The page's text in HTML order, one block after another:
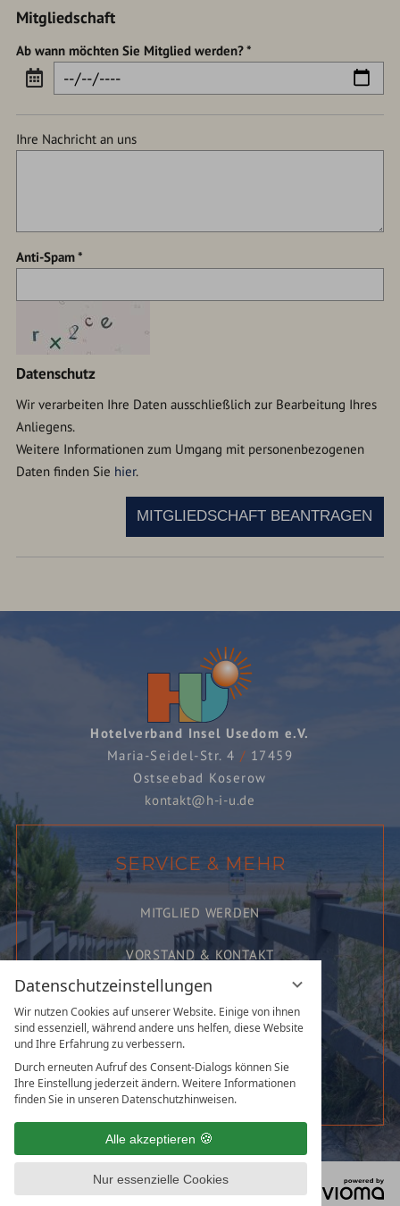
Datenschutzeinstellungen
Wir nutzen Cookies auf unserer Website. Einige von ihnen
sind essenziell, während andere uns helfen, diese Website
und Ihre Erfahrung zu verbessern.
Durch erneuten Aufruf des Consent-Dialogs können Sie
Ihre Einstellung jederzeit ändern. Weitere Informationen
finden Sie in unseren Datenschutzhinweisen.
Alle akzeptieren
Nur essenzielle Cookies
Mitgliedschaft
Ab wann möchten Sie Mitglied werden?
Ihre Nachricht an uns
Anti-Spam
Datenschutz
Wir verarbeiten Ihre Daten ausschließlich zur Bearbeitung Ihres
Anliegens.
Weitere Informationen zum Umgang mit personenbezogenen
Daten finden Sie hier.
MITGLIEDSCHAFT BEANTRAGEN
Hotelverband Insel Usedom e.V.
Maria-Seidel-Str. 4/ 17459
Ostseebad Koserow
kontakt@h-i-u.de
SERVICE & MEHR
MITGLIED WERDEN
VORSTAND & KONTAKT
KARRIERE AUF USEDOM
FÖRDERNDE MITGLIEDER
HOTELVERBAND PROSPEKT